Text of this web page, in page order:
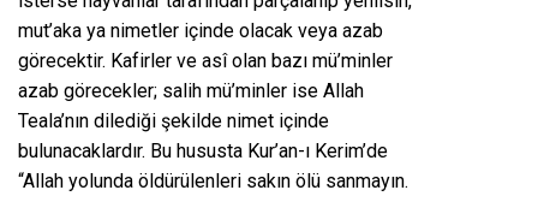
mut’aka ya nimetler içinde olacak veya azab
görecektir. Kafirler ve asî olan bazı mü’minler
azab görecekler; salih mü’minler ise Allah
Teala’nın dilediği şekilde nimet içinde
bulunacaklardır. Bu hususta Kur’an-ı Kerim’de
“Allah yolunda öldürülenleri sakın ölü sanmayın.